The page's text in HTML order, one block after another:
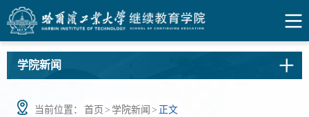
学院新闻
当前位置： 首页 > 学院新闻 > 正文